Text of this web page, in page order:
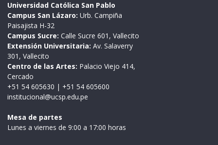
Universidad Católica San Pablo
Campus San Lázaro: Urb. Campiña
Paisajista H-32
Campus Sucre: Calle Sucre 601, Vallecito
Extensión Universitaria: Av. Salaverry
301, Vallecito
Centro de las Artes: Palacio Viejo 414,
Cercado
+51 54 605630 | +51 54 605600
institucional@ucsp.edu.pe
Mesa de partes
Lunes a viernes de 9:00 a 17:00 horas